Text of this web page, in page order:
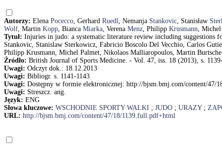
Autorzy: Elena Pocecco, Gerhard Ruedl, Nemanja Stankovic, Stanisław
Wolf, Martin Kopp, Bianca Miarka, Verena Menz, Philipp Krusmann,
Tytuł: Injuries in judo: a systematic literature review including suggestions
Stankovic, Stanislaw Sterkowicz, Fabricio Boscolo Del Vecchio, Carlos
Philipp Krusmann, Michel Palmet, Nikolaos Malliaropoulos, Martin
Źródło: British Journal of Sports Medicine. - Vol. 47, iss. 18 (2013), s.
Uwagi: Odczyt dok.: 18.12.2013
Uwagi: Bibliogr. s. 1141-1143
Uwagi: Dostępny w formie elektronicznej: http://bjsm.bmj.com/content/47/
Uwagi: Streszcz. ang.
Język: ENG
Słowa kluczowe: WSCHODNIE SPORTY WALKI ; JUDO ; URAZY;
URL: http://bjsm.bmj.com/content/47/18/1139.full.pdf+html